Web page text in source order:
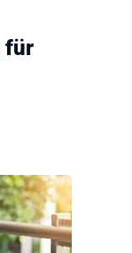
für